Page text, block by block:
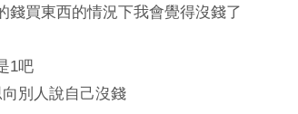
錢買東西的情況下我會覺得沒錢了
1吧
別人說自己沒錢